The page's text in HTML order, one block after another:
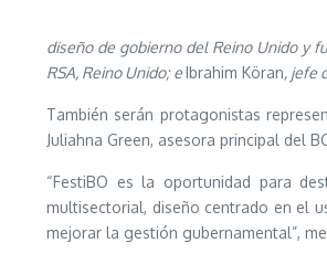
diseño de gobierno del Reino Unido y
RSA, Reino Unido; eIbrahim Köran, jefe
También serán protagonistas
Juliahna Green, asesora principal del
“FestiBO es la oportunidad para
multisectorial, diseño centrado en el
mejorar la gestión gubernamental”,